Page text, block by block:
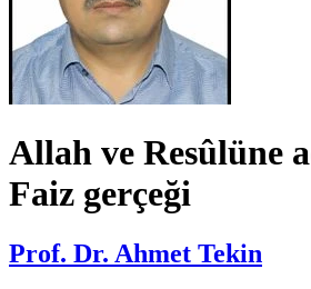
Allah ve Resûlüne
Faiz gerçeği
Prof. Dr. Ahmet Tekin